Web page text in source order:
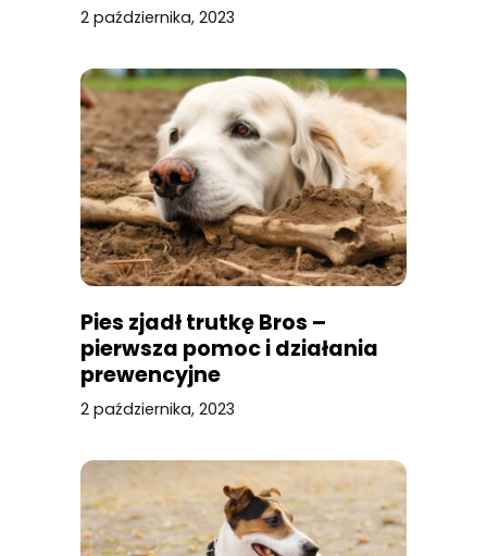
2 października, 2023
Pies zjadł trutkę Bros –
pierwsza pomoc i działania
prewencyjne
2 października, 2023